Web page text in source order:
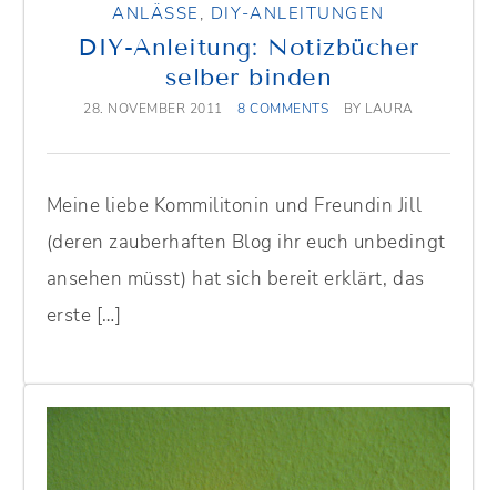
ANLÄSSE , DIY-ANLEITUNGEN
DIY-Anleitung: Notizbücher
selber binden
28. NOVEMBER 2011 8 COMMENTS BY LAURA
Meine liebe Kommilitonin und Freundin Jill
(deren zauberhaften Blog ihr euch unbedingt
ansehen müsst) hat sich bereit erklärt, das
erste […]